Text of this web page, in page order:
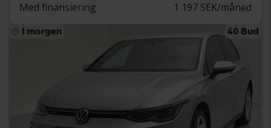
Med finansiering 1 197 SEK/måned
I morgen 40 Bud